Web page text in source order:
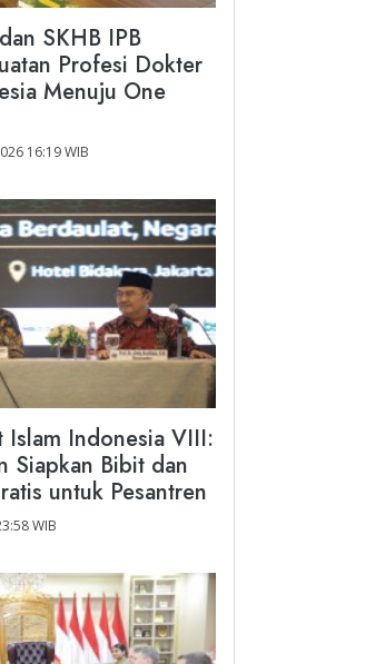
SKHB IPB
Profesi Dokter
Menuju One
16:19 WIB
Islam Indonesia VIII:
Siapkan Bibit dan
untuk Pesantren
WIB